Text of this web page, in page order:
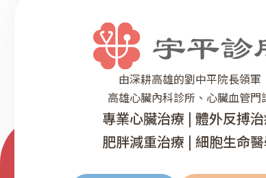
由深耕高雄的劉中平院長領軍
高雄心臟內科診所、心臟血管門
專業心臟治療 | 體外反搏
肥胖減重治療 | 細胞生命